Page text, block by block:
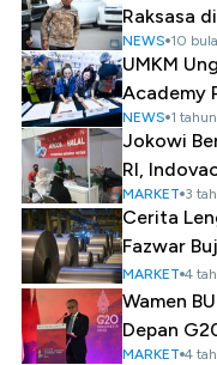
Raksasa
NEWS 10
UMKM
Academy
NEWS 1
Jokowi
RI,
MARKET 3
Cerita
Fazwar
MARKET 4
Wamen
Depan
MARKET 4